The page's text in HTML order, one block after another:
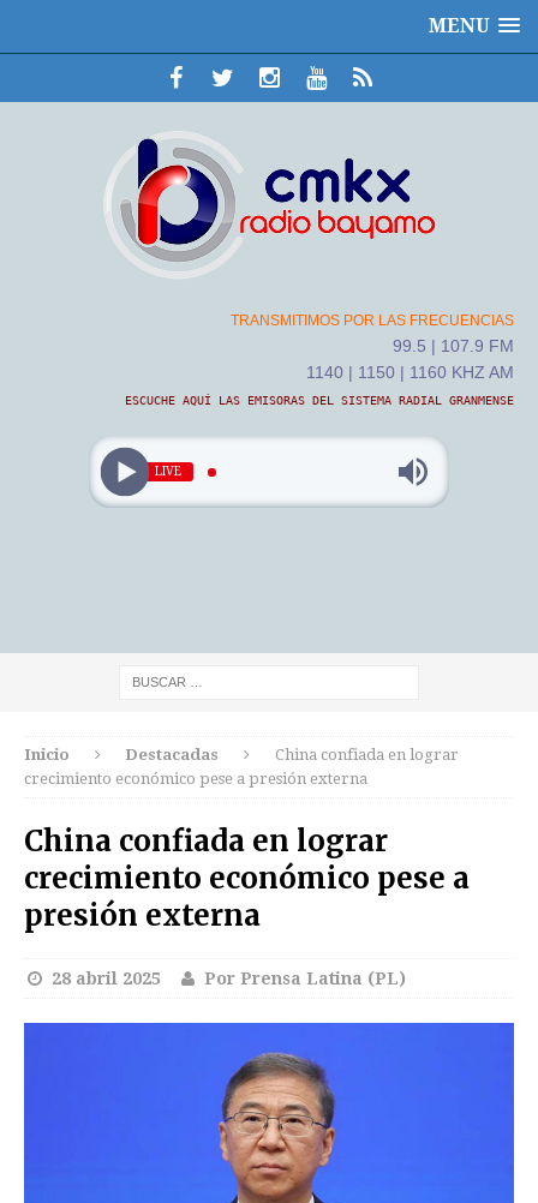
MENU
TRANSMITIMOS POR LAS FRECUENCIAS
99.5 | 107.9 FM
1140 | 1150 | 1160 KHZ AM
ESCUCHE AQUÍ LAS EMISORAS DEL SISTEMA RADIAL GRANMENSE
LIVE
Inicio Destacadas
China confiada en lograr
crecimiento económico pese a presión externa
China confiada en lograr
crecimiento económico pese a
presión externa
28 abril 2025 Por Prensa Latina (PL)